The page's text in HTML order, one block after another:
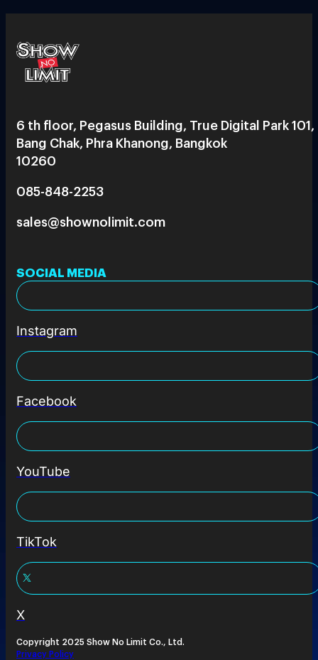
6 th floor, Pegasus Building, True Digital Park 101,
Bang Chak, Phra Khanong, Bangkok
10260
085-848-2253
sales@shownolimit.com
SOCIAL MEDIA
Instagram
Facebook
YouTube
TikTok
X
Copyright 2025 Show No Limit Co., Ltd.
Privacy Policy